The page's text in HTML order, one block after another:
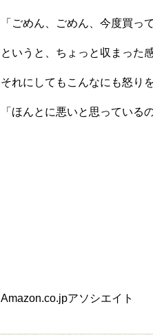
「ごめん、ごめん、今度買っ
というと、ちょっと収まった
それにしてもこんなにも怒り
「ほんとに悪いと思っている
Amazon.co.jpアソシエイト